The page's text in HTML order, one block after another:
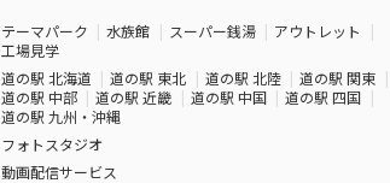
テーマパーク 水族館 スーパー銭湯
アウトレット
工場見学
道の駅 北海道 道の駅 東北 道の駅 北陸
道の駅 関東
道の駅 中部
道の駅 近畿 道の駅 中国
道の駅 四国
道の駅 九州・沖縄
フォトスタジオ
動画配信サービス